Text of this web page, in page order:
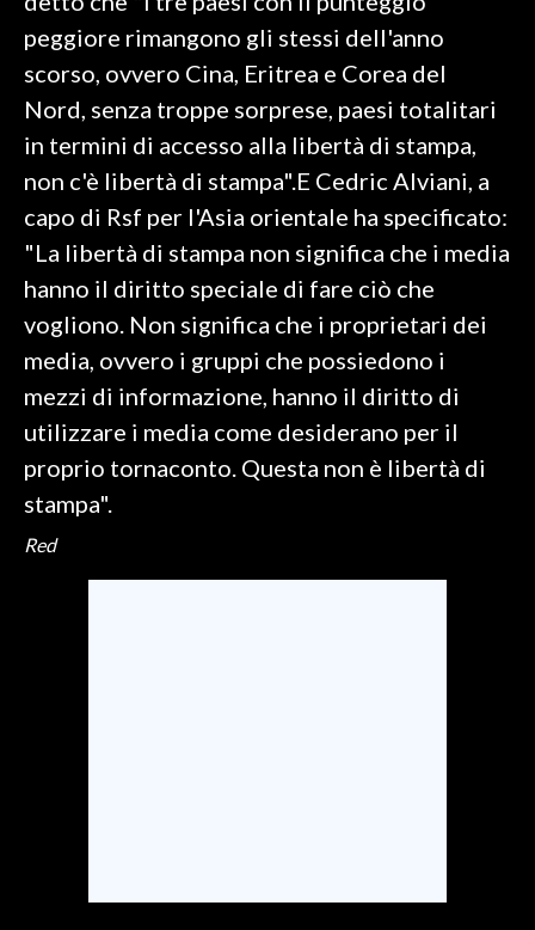
peggiore rimangono gli stessi dell'anno
scorso, ovvero Cina, Eritrea e Corea del
Nord, senza troppe sorprese, paesi totalitari
in termini di accesso alla libertà di stampa,
non c'è libertà di stampa".E Cedric Alviani, a
capo di Rsf per l'Asia orientale ha specificato:
"La libertà di stampa non significa che i media
hanno il diritto speciale di fare ciò che
vogliono. Non significa che i proprietari dei
media, ovvero i gruppi che possiedono i
mezzi di informazione, hanno il diritto di
utilizzare i media come desiderano per il
proprio tornaconto. Questa non è libertà di
stampa".
Red